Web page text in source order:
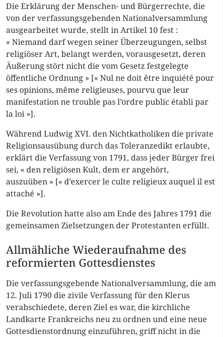
Die Erklärung der Menschen- und Bürgerrechte, die
von der verfassungsgebenden Nationalversammlung
ausgearbeitet wurde, stellt in Artikel 10 fest :
« Niemand darf wegen seiner Überzeugungen, selbst
religiöser Art, belangt werden, vorausgesetzt, deren
Äußerung stört nicht die vom Gesetz festgelegte
öffentliche Ordnung » [« Nul ne doit être inquiété pour
ses opinions, même religieuses, pourvu que leur
manifestation ne trouble pas l’ordre public établi par
la loi »].
Während Ludwig XVI. den Nichtkatholiken die private
Religionsausübung durch das Toleranzedikt erlaubte,
erklärt die Verfassung von 1791, dass jeder Bürger frei
sei, « den religiösen Kult, dem er angehört,
auszuüben » [« d’exercer le culte religieux auquel il est
attaché »].
Die Revolution hatte also am Ende des Jahres 1791 die
gemeinsamen Zielsetzungen der Protestanten erfüllt.
Allmähliche Wiederaufnahme des
reformierten Gottesdienstes
Die verfassungsgebende Nationalversammlung, die am
12. Juli 1790 die zivile Verfassung für den Klerus
verabschiedete, deren Ziel es war, die kirchliche
Landkarte Frankreichs neu zu ordnen und eine neue
Gottesdienstordnung einzuführen, griff nicht in die